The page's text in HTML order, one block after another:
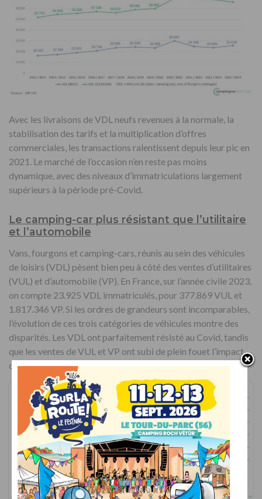
Avec les livraisons de VDL neufs revenues à la normale, la
stabilisation des tarifs et la multiplication d’offres
commerciales, les transactions ralentissent depuis leur pic en
2021. Le marché de l’occasion n’en reste pas moins
dynamique, avec des niveaux d’immatriculations largement
supérieurs à la période pré-Covid.
Le camping-car plus résistant que l’utilitaire
et l’automobile
Vans, fourgons et camping-cars, réunis au sein des véhicules
de loisirs (VDL) pèsent bien peu à côté des ventes d’utilitaires
(VUL) et d’automobile (VP). En France, sur l’année civile 2023,
on compte 23.925 VDL immatriculés, pour 377.869 VUL et
1.817.346 VP. Si les ordres de grandeurs sont incomparables,
l’évolution de ces trois catégories de véhicules montre des
disparités. Les VDL ont parfaitement résisté au Covid, tandis
que les ventes de VUL et VP ont subi de plein fouet l’impact
de la pandémie.